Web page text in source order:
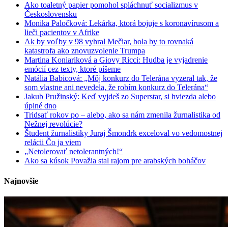
Ako toaletný papier pomohol spláchnuť socializmus v
Československu
Monika Paločková: Lekárka, ktorá bojuje s koronavírusom a
lieči pacientov v Afrike
Ak by voľby v 98 vyhral Mečiar, bola by to rovnaká
katastrofa ako znovuzvolenie Trumpa
Martina Koniariková a Giovy Ricci: Hudba je vyjadrenie
emócií cez texty, ktoré píšeme
Natália Babicová: „Môj konkurz do Telerána vyzeral tak, že
som vlastne ani nevedela, že robím konkurz do Telerána“
Jakub Pružinský: Keď vyjdeš zo Superstar, si hviezda alebo
úplné dno
Tridsať rokov po – alebo, ako sa nám zmenila žurnalistika od
Nežnej revolúcie?
Študent žurnalistiky Juraj Šmondrk exceloval vo vedomostnej
relácii Čo ja viem
„Netolerovať netolerantných!“
Ako sa kúsok Považia stal rajom pre arabských boháčov
Najnovšie